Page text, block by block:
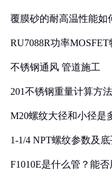
覆膜砂的耐高温性能如
RU7088R功率
不锈钢通风 管道施工
201不锈钢重量计算方
M20螺纹大径和小径是
1-1/4 NPT螺纹参数及
F1010E是什么管？能否